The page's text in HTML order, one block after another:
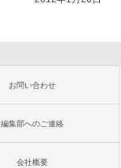
お問い合わせ
編集部へのご連絡
会社概要